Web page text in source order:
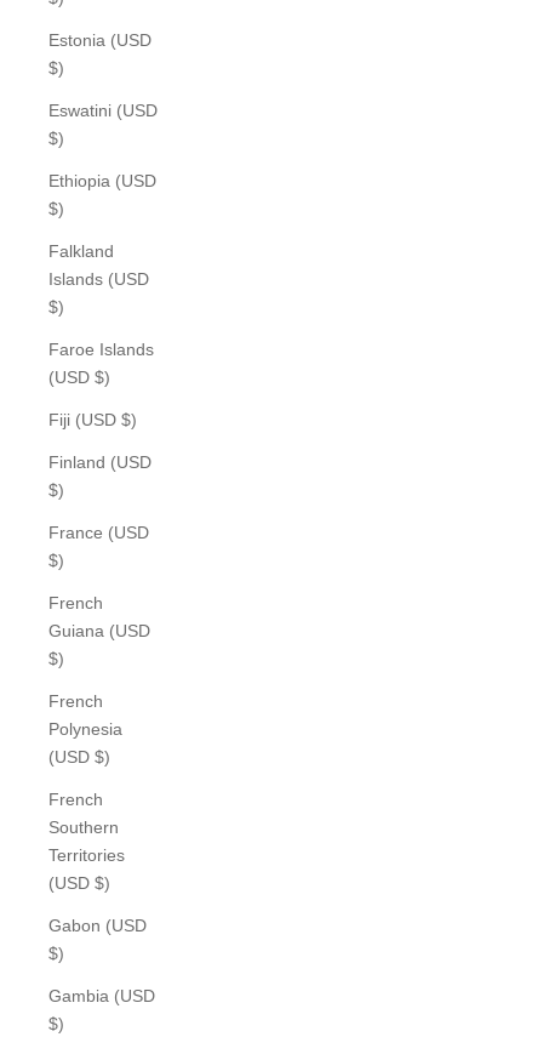
Estonia (USD
$)
Eswatini (USD
$)
Ethiopia (USD
$)
Falkland
Islands (USD
$)
Faroe Islands
(USD $)
Fiji (USD $)
Finland (USD
$)
France (USD
$)
French
Guiana (USD
$)
French
Polynesia
(USD $)
French
Southern
Territories
(USD $)
Gabon (USD
$)
Gambia (USD
$)